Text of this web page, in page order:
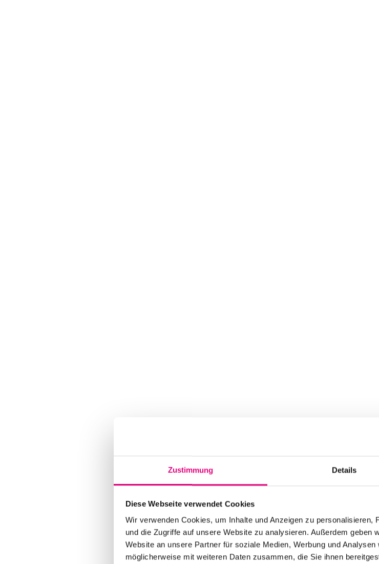
Zustimmung Details
Diese Webseite verwendet Cookies
Wir verwenden Cookies, um Inhalte und Anzeigen zu personalisieren,
und die Zugriffe auf unsere Website zu analysieren. Außerdem geben
Website an unsere Partner für soziale Medien, Werbung und
möglicherweise mit weiteren Daten zusammen, die Sie ihnen